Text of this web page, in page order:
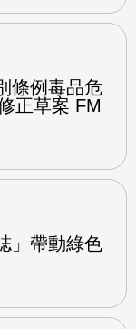
條例毒品危
正草案 FM
」帶動綠色